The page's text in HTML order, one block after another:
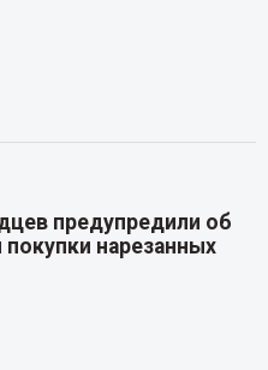
предупредили об
покупки нарезанных